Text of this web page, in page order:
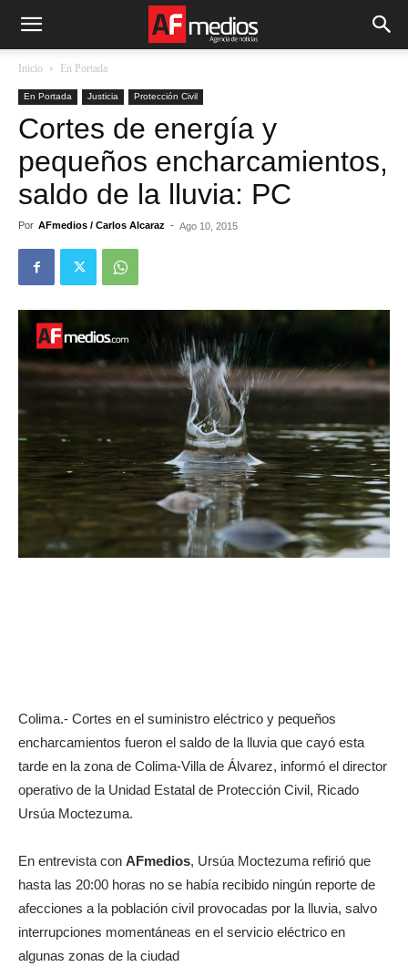
Inicio En Portada
En Portada Justicia Protección Civil
Cortes de energía y
pequeños encharcamientos,
saldo de la lluvia: PC
Por AFmedios / Carlos Alcaraz - Ago 10, 2015
Colima.- Cortes en el suministro eléctrico y pequeños
encharcamientos fueron el saldo de la lluvia que cayó esta
tarde en la zona de Colima-Villa de Álvarez, informó el director
operativo de la Unidad Estatal de Protección Civil, Ricado
Ursúa Moctezuma.
En entrevista con AFmedios, Ursúa Moctezuma refirió que
hasta las 20:00 horas no se había recibido ningún reporte de
afecciones a la población civil provocadas por la lluvia, salvo
interrupciones momentáneas en el servicio eléctrico en
algunas zonas de la ciudad